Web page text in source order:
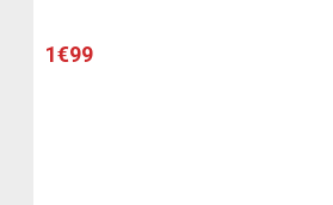
1€99